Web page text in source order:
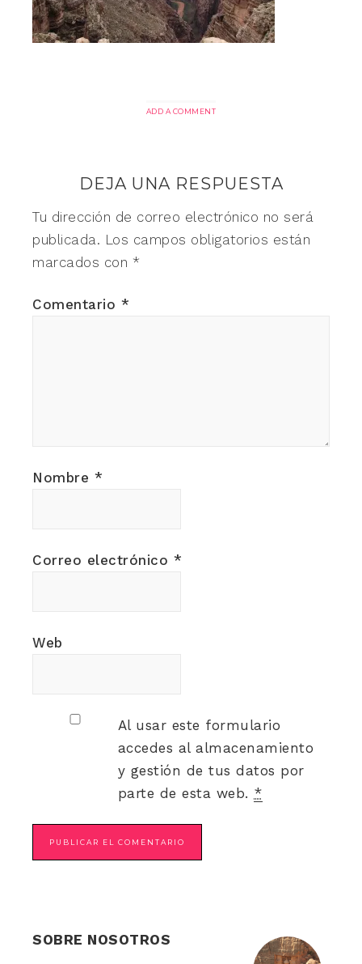
ADD A COMMENT
DEJA UNA RESPUESTA
Tu dirección de correo electrónico no será
publicada. Los campos obligatorios están
marcados con *
Comentario *
Nombre *
Correo electrónico *
Web
Al usar este formulario
accedes al almacenamiento
y gestión de tus datos por
parte de esta web. *
SOBRE NOSOTROS